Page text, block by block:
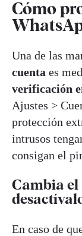
Cómo
Una de las
cuenta es
verificación
Ajustes >
protección
intrusos
consigan el
Cambia el
En caso de